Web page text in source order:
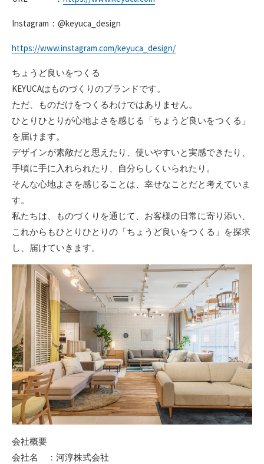
Instagram：@keyuca_design
https://www.instagram.com/keyuca_design/
ちょうど良いをつくる
KEYUCAはものづくりのブランドです。
ただ、ものだけをつくるわけではありません。
ひとりひとりが心地よさを感じる「ちょうど良いをつくる」
を届けます。
デザインが素敵だと思えたり、使いやすいと実感できたり、
手頃に手に入れられたり、自分らしくいられたり。
そんな心地よさを感じることは、幸せなことだと考えていま
す。
私たちは、ものづくりを通じて、お客様の日常に寄り添い、
これからもひとりひとりの「ちょうど良いをつくる」を探求
し、届けていきます。
会社概要
会社名 ：河淳株式会社